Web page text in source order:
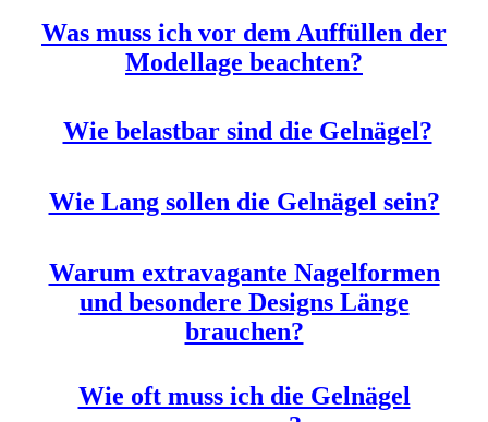
Was muss ich vor dem Auffüllen der
Modellage beachten?
Wie belastbar sind die Gelnägel?
Wie Lang sollen die Gelnägel sein?
Warum extravagante Nagelformen
und besondere Designs Länge
brauchen?
Wie oft muss ich die Gelnägel